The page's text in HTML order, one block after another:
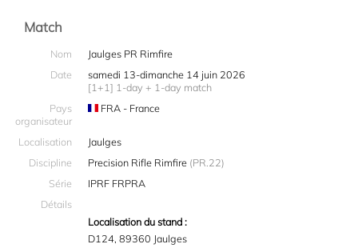
Match
Nom
Jaulges PR Rimfire
Date
samedi 13-dimanche 14 juin 2026
[1+1] 1-day + 1-day match
Pays
organisateur
FRA - France
Localisation
Jaulges
Discipline
Precision Rifle Rimfire (PR.22)
Série
IPRF FRPRA
Détails
Localisation du stand :
D124, 89360 Jaulges